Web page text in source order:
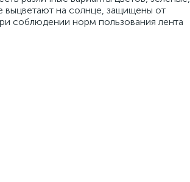
на солнце, защищены от
соблюдении норм пользования лента